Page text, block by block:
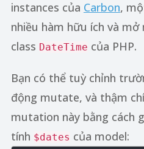
instances của Carbon,
nhiều hàm hữu ích và mở
class DateTime của PHP.
Bạn có thể tuỳ chỉnh
động mutate, và thậm
mutation này bằng cách
tính $dates của model: